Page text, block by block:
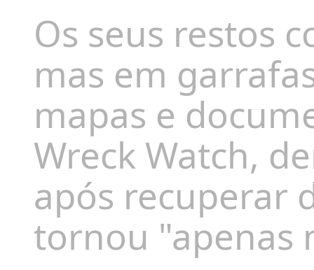
Os seus restos
mas em
mapas e
Wreck Watch,
após recuperar
tornou "apenas